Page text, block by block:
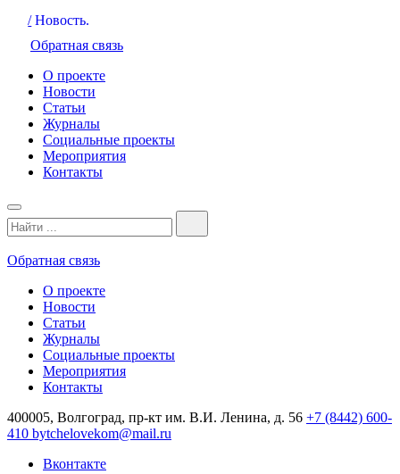
/ Новость.
Обратная связь
О проекте
Новости
Статьи
Журналы
Социальные проекты
Мероприятия
Контакты
Обратная связь
О проекте
Новости
Статьи
Журналы
Социальные проекты
Мероприятия
Контакты
400005, Волгоград, пр-кт им. В.И. Ленина, д. 56 +7 (8442) 600-
410 bytchelovekom@mail.ru
Вконтакте